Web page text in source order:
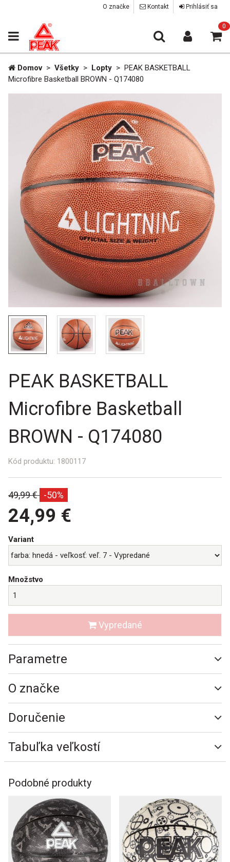
O značke Kontakt Prihlásiť sa
0
Domov > Všetky > Lopty > PEAK BASKETBALL
Microfibre Basketball BROWN - Q174080
PEAK BASKETBALL
Microfibre Basketball
BROWN - Q174080
Kód produktu: 1800117
Bežná
49,99 € -50%
24,99 €
Variant
Množstvo
Vypredané
Parametre
O značke
Doručenie
Tabuľka veľkostí
Podobné produkty